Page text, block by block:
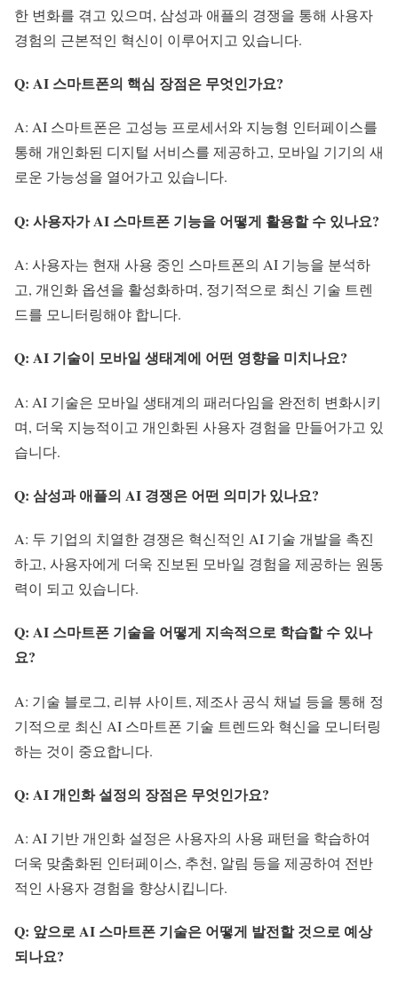
한 변화를 겪고 있으며, 삼성과 애플의 경쟁을 통해 사용자
경험의 근본적인 혁신이 이루어지고 있습니다.
Q: AI 스마트폰의 핵심 장점은 무엇인가요?
A: AI 스마트폰은 고성능 프로세서와 지능형 인터페이스를
통해 개인화된 디지털 서비스를 제공하고, 모바일 기기의 새
로운 가능성을 열어가고 있습니다.
Q: 사용자가 AI 스마트폰 기능을 어떻게 활용할 수 있나요?
A: 사용자는 현재 사용 중인 스마트폰의 AI 기능을 분석하
고, 개인화 옵션을 활성화하며, 정기적으로 최신 기술 트렌
드를 모니터링해야 합니다.
Q: AI 기술이 모바일 생태계에 어떤 영향을 미치나요?
A: AI 기술은 모바일 생태계의 패러다임을 완전히 변화시키
며, 더욱 지능적이고 개인화된 사용자 경험을 만들어가고 있
습니다.
Q: 삼성과 애플의 AI 경쟁은 어떤 의미가 있나요?
A: 두 기업의 치열한 경쟁은 혁신적인 AI 기술 개발을 촉진
하고, 사용자에게 더욱 진보된 모바일 경험을 제공하는 원동
력이 되고 있습니다.
Q: AI 스마트폰 기술을 어떻게 지속적으로 학습할 수 있나
요?
A: 기술 블로그, 리뷰 사이트, 제조사 공식 채널 등을 통해 정
기적으로 최신 AI 스마트폰 기술 트렌드와 혁신을 모니터링
하는 것이 중요합니다.
Q: AI 개인화 설정의 장점은 무엇인가요?
A: AI 기반 개인화 설정은 사용자의 사용 패턴을 학습하여
더욱 맞춤화된 인터페이스, 추천, 알림 등을 제공하여 전반
적인 사용자 경험을 향상시킵니다.
Q: 앞으로 AI 스마트폰 기술은 어떻게 발전할 것으로 예상
되나요?